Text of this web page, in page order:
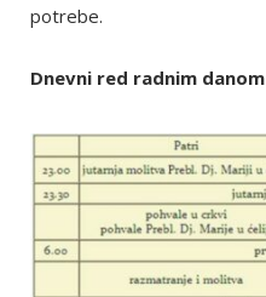
potrebe.
Dnevni red radnim danom